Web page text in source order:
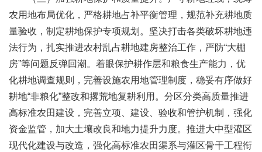
农用地布局优化，严格耕地占补平衡管理，规范补充耕地质
量验收，制定耕地保护专项规划。坚决打击各类破坏耕地违
法行为，扎实推进农村乱占耕地建房整治工作，严防“大棚
房”等问题反弹回潮。着眼保护耕作层和粮食生产能力，优
化耕地调查规则，完善设施农用地管理制度，稳妥有序做好
耕地“非粮化”整改和撂荒地复耕利用。分区分类高质量推进
高标准农田建设，完善立项、建设、验收和管护机制，强化
资金监管，加大土壤改良和地力提升力度。推进大中型灌区
现代化建设与改造，强化高标准农田渠系与灌区骨干工程衔